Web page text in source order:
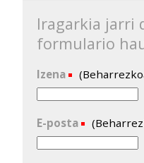
Iragarkia jarri
formulario
Izena
E-posta